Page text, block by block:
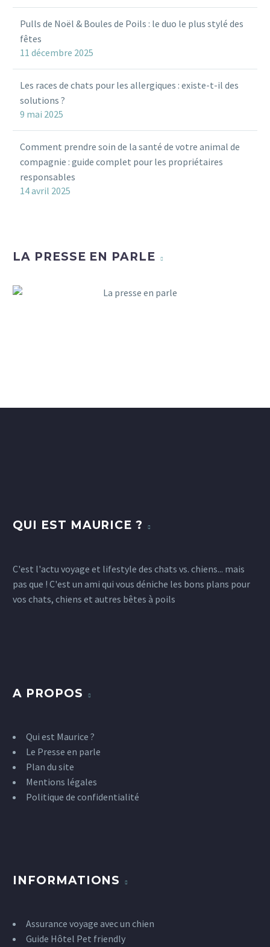
Pulls de Noël & Boules de Poils : le duo le plus stylé des
fêtes
11 décembre 2025
Les races de chats pour les allergiques : existe-t-il des
solutions ?
9 mai 2025
Comment prendre soin de la santé de votre animal de
compagnie : guide complet pour les propriétaires
responsables
14 avril 2025
LA PRESSE EN PARLE
QUI EST MAURICE ?
C'est l'actu voyage et lifestyle des chats vs. chiens... mais
pas que ! C'est un ami qui vous déniche les bons plans pour
vos chats, chiens et autres bêtes à poils
A PROPOS
Qui est Maurice ?
Le Presse en parle
Plan du site
Mentions légales
Politique de confidentialité
INFORMATIONS
Assurance voyage avec un chien
Guide Hôtel Pet friendly